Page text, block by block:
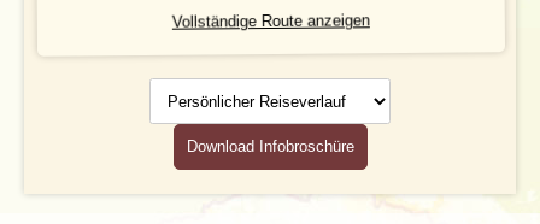
Geld
Mahlzeiten
Vollständige Route anzeigen
Reiseverlauf
Download Infobroschüre